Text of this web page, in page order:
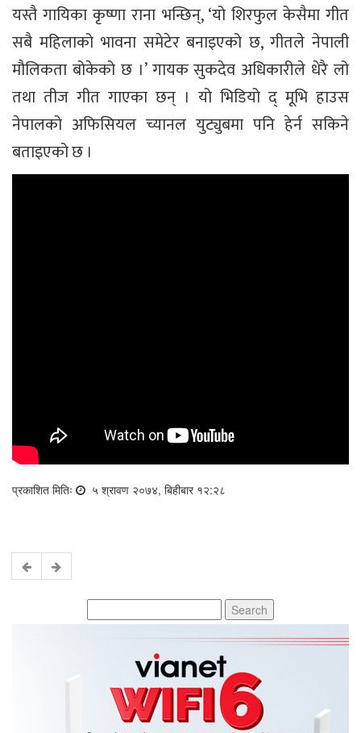
यस्तै गायिका कृष्णा राना भन्छिन्, ‘यो शिरफुल केसैमा गीत
सबै महिलाको भावना समेटेर बनाइएको छ, गीतले नेपाली
मौलिकता बोकेको छ ।’ गायक सुकदेव अधिकारीले धेरै लो
तथा तीज गीत गाएका छन् । यो भिडियो द् मूभि हाउस
नेपालको अफिसियल च्यानल युट्युबमा पनि हेर्न सकिने
बताइएको छ ।
प्रकाशित मितिः ५ श्रावण २०७४, बिहीबार १२:२८
for: